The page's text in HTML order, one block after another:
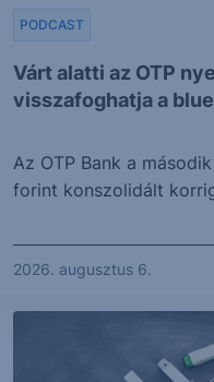
Várt alatti az OTP
visszafoghatja a
PODCAST
Az OTP Bank a
forint konszolidált
2026. augusztus 6.